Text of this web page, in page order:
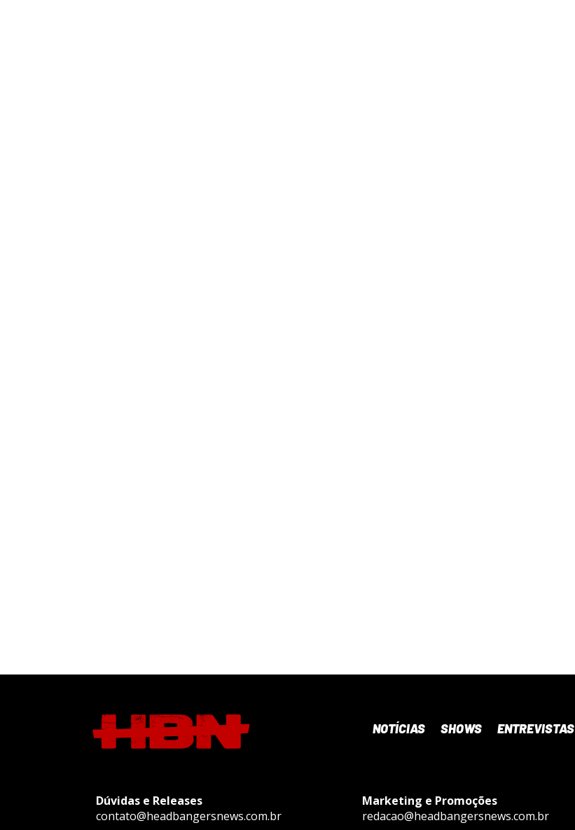
NOTÍCIAS SHOWS ENTREVISTAS
Dúvidas e Releases
contato@headbangersnews.com.br
Marketing e Promoções
redacao@headbangersnews.com.br